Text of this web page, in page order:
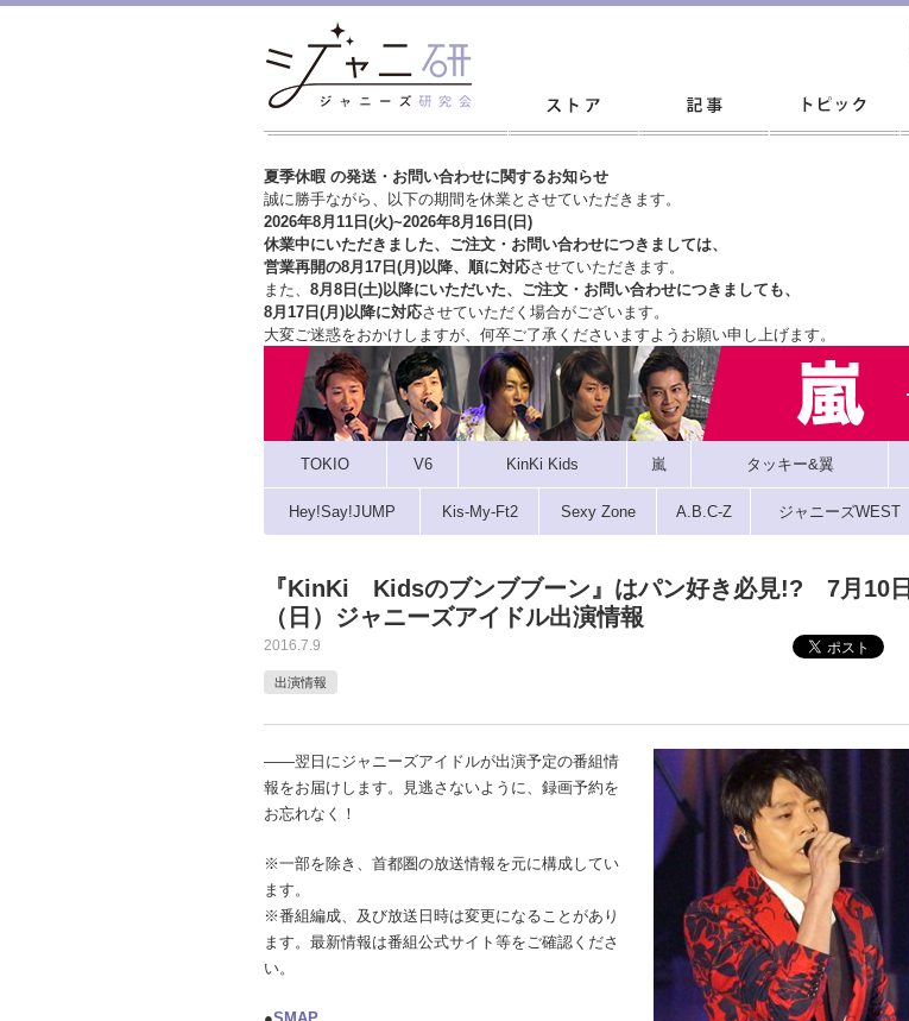
夏季休暇 の発送・お問い合わせに関するお知らせ
誠に勝手ながら、以下の期間を休業とさせていただきます。
2026年8月11日(火)~2026年8月16日(日)
休業中にいただきました、ご注文・お問い合わせにつきましては、
営業再開の8月17日(月)以降、順に対応させていただきます。
また、 8月8日(土)以降にいただいた、ご注文・ お問い合わせにつきましても、
8月17日(月)以降に対応させていただく場合がございます。
大変ご迷惑をおかけしますが、 何卒ご了承くださいますようお願い申し上げます。
TOKIO V6 KinKi Kids 嵐 タッキー&翼
Hey!Say!JUMP Kis-My-Ft2 Sexy Zone A.B.C-Z ジャニーズWEST
『KinKi Kidsのブンブブーン』はパン好き必見!? 7月10日
（日）ジャニーズアイドル出演情報
2016.7.9
出演情報
――翌日にジャニーズアイドルが出演予定の番組情
報をお届けします。見逃さないように、録画予約を
お忘れなく！
※一部を除き、首都圏の放送情報を元に構成してい
ます。
※番組編成、及び放送日時は変更になることがあり
ます。最新情報は番組公式サイト等をご確認くださ
い。